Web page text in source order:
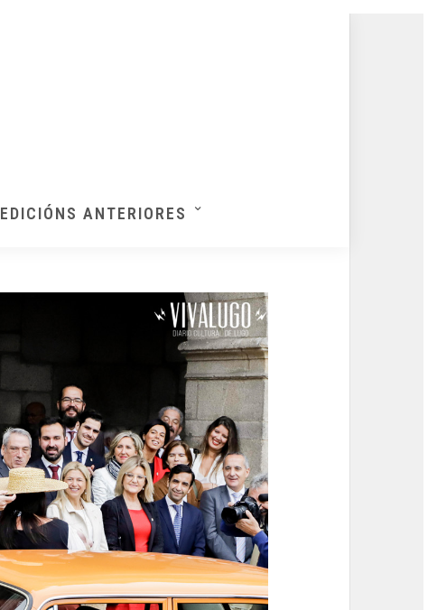
EDICIÓNS ANTERIORES